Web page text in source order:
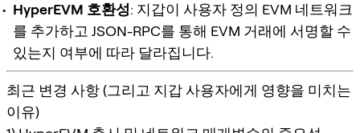
HyperEVM 호환성: 지갑이 사용자 정의 EVM 네트워크
를 추가하고 JSON-RPC를 통해 EVM 거래에 서명할 수
있는지 여부에 따라 달라집니다.
최근 변경 사항 (그리고 지갑 사용자에게 영향을 미치는
이유)